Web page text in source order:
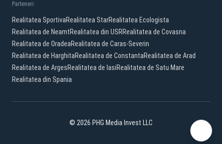
Parteneri:
Realitatea SportivaRealitatea StarRealitatea Ecologista
Realitatea de NeamtRealitatea din USRRealitatea de Covasna
Realitatea de OradeaRealitatea de Caras-Severin
Realitatea de HarghitaRealitatea de ConstantaRealitatea de Arad
Realitatea de ArgesRealitatea de IasiRealitatea de Satu Mare
Realitatea din Spania
© 2026 PHG Media Invest LLC